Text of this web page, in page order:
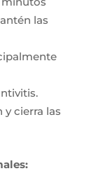
las
y cierra las